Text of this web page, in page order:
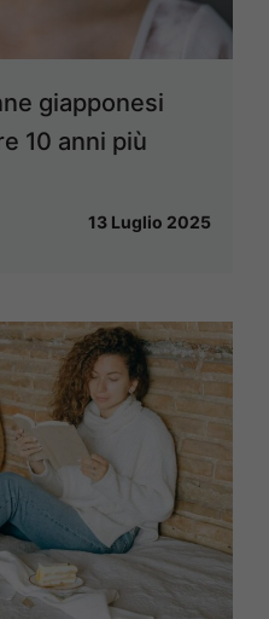
giapponesi
10 anni più
13 Luglio 2025